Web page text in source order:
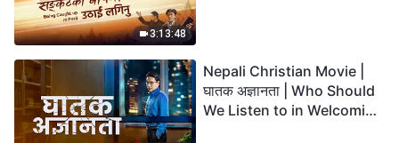
3:13:48
Nepali Christian Movie |
घातक अज्ञानता | Who Should
We Listen to in Welcoming